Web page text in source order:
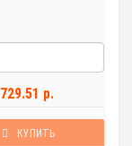
729.51 р.
КУПИТЬ